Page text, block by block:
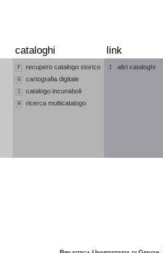
cataloghi link
F recupero catalogo storico
G cartografia digitale
1 catalogo incunaboli
H ricerca multicatalogo
I altri cataloghi